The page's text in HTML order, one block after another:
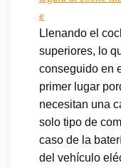
e
Llenando el
superiores, lo
conseguido en
primer lugar
necesitan una
solo tipo de
caso de la
del vehículo